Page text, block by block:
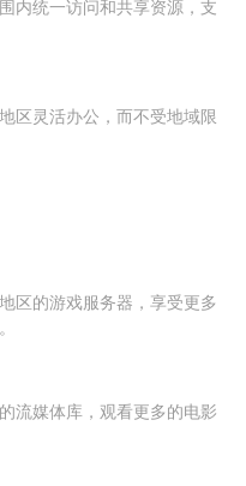
内统一访问和共享资源，支
区灵活办公，而不受地域限
区的游戏服务器，享受更多
流媒体库，观看更多的电影